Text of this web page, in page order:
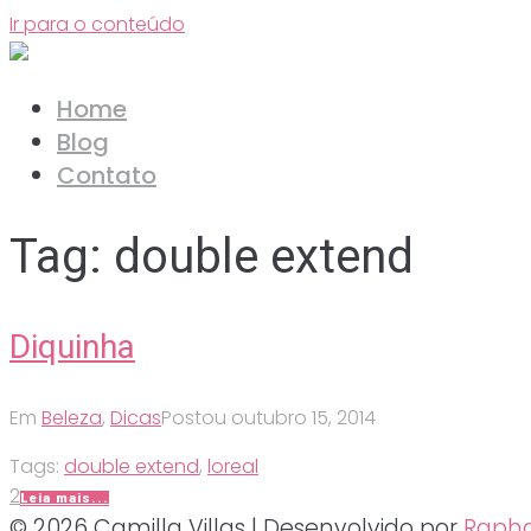
Ir para o conteúdo
Home
Blog
Contato
Tag: double extend
Diquinha
Em Beleza, DicasPostou outubro 15, 2014
Tags: double extend, loreal
2Leia mais...